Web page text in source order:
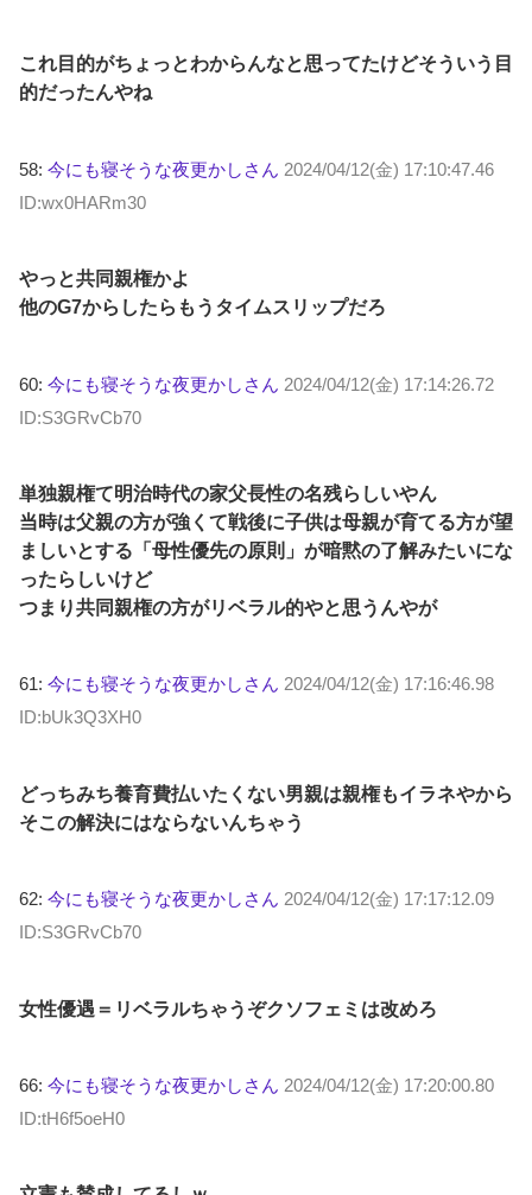
これ目的がちょっとわからんなと思ってたけどそういう目
的だったんやね
58: 今にも寝そうな夜更かしさん 2024/04/12(金) 17:10:47.46
ID:wx0HARm30
やっと共同親権かよ
他のG7からしたらもうタイムスリップだろ
60: 今にも寝そうな夜更かしさん 2024/04/12(金) 17:14:26.72
ID:S3GRvCb70
単独親権て明治時代の家父長性の名残らしいやん
当時は父親の方が強くて戦後に子供は母親が育てる方が望
ましいとする「母性優先の原則」が暗黙の了解みたいにな
ったらしいけど
つまり共同親権の方がリベラル的やと思うんやが
61: 今にも寝そうな夜更かしさん 2024/04/12(金) 17:16:46.98
ID:bUk3Q3XH0
どっちみち養育費払いたくない男親は親権もイラネやから
そこの解決にはならないんちゃう
62: 今にも寝そうな夜更かしさん 2024/04/12(金) 17:17:12.09
ID:S3GRvCb70
女性優遇＝リベラルちゃうぞクソフェミは改めろ
66: 今にも寝そうな夜更かしさん 2024/04/12(金) 17:20:00.80
ID:tH6f5oeH0